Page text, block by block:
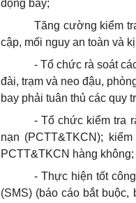
động bay;
Tăng cường kiểm
cập, mối nguy an toàn và
- Tổ chức rà soát
đài, trạm và neo đậu, p
bay phải tuân thủ các quy
- Tổ chức kiểm tra
nạn (PCTT&TKCN);
PCTT&TKCN hàng không;
- Thực hiện tốt
(SMS) (báo cáo bắt